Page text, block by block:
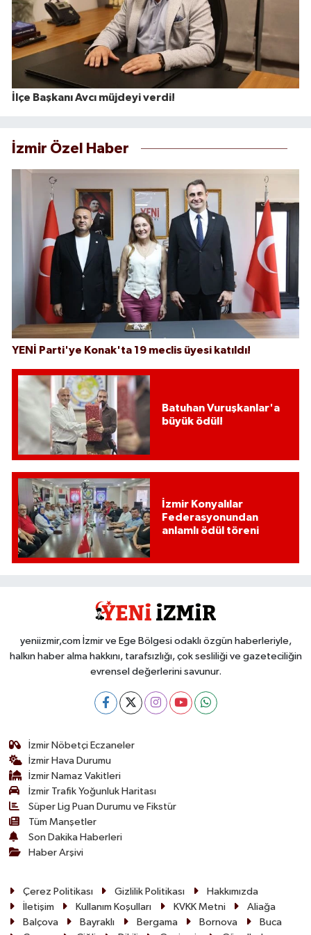
İlçe Başkanı Avcı müjdeyi verdi!
İzmir Özel Haber
YENİ Parti'ye Konak'ta 19 meclis üyesi katıldı!
Batuhan Vuruşkanlar'a
büyük ödül!
İzmir Konyalılar
Federasyonundan
anlamlı ödül töreni
yeniizmir,com İzmir ve Ege Bölgesi odaklı özgün haberleriyle,
halkın haber alma hakkını, tarafsızlığı, çok sesliliği ve gazeteciliğin
evrensel değerlerini savunur.
İzmir Nöbetçi Eczaneler
İzmir Hava Durumu
İzmir Namaz Vakitleri
İzmir Trafik Yoğunluk Haritası
Süper Lig Puan Durumu ve Fikstür
Tüm Manşetler
Son Dakika Haberleri
Haber Arşivi
Çerez Politikası Gizlilik Politikası
Hakkımızda
İletişim
Kullanım Koşulları KVKK Metni
Aliağa
Balçova
Bayraklı Bergama Bornova
Buca